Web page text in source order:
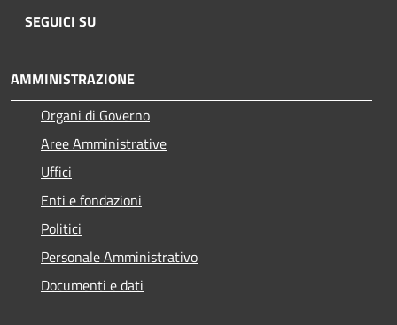
SEGUICI SU
AMMINISTRAZIONE
Organi di Governo
Aree Amministrative
Uffici
Enti e fondazioni
Politici
Personale Amministrativo
Documenti e dati